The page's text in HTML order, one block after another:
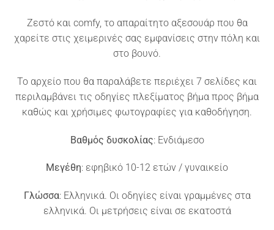
Ζεστό και comfy, το απαραίτητο αξεσουάρ που θα
χαρείτε στις χειμερινές σας εμφανίσεις στην πόλη και
στο βουνό.
Το αρχείο που θα παραλάβετε περιέχει 7 σελίδες και
περιλαμβάνει τις οδηγίες πλεξίματος βήμα προς βήμα
καθώς και χρήσιμες φωτογραφίες για καθοδήγηση.
Βαθμός δυσκολίας: Ενδιάμεσο
Μεγέθη: εφηβικό 10-12 ετών / γυναικείο
Γλώσσα: Ελληνικά. Οι οδηγίες είναι γραμμένες στα
ελληνικά. Οι μετρήσεις είναι σε εκατοστά